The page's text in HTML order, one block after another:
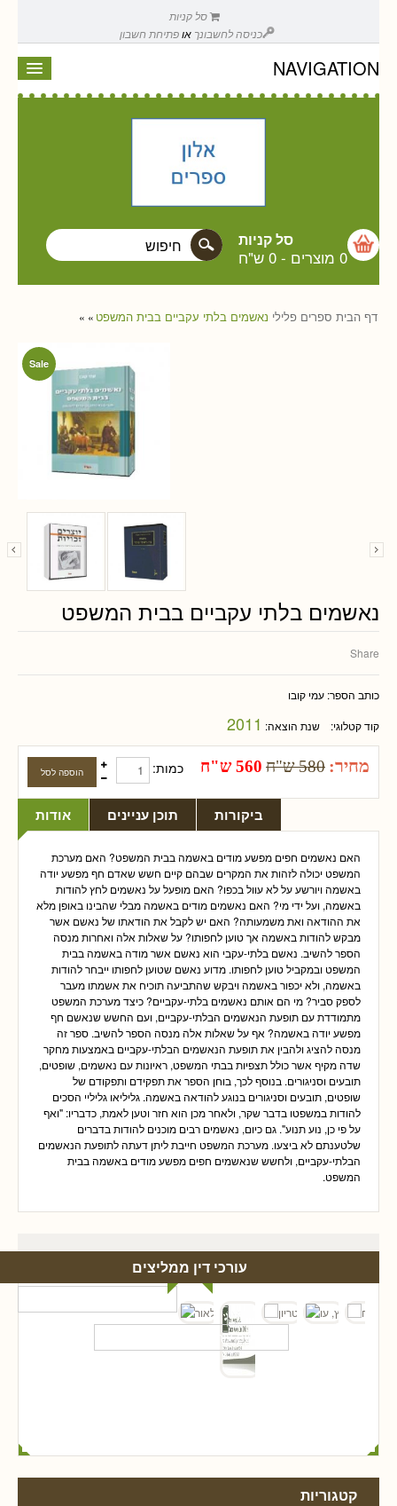
סל קניות
כניסה לחשבונך אופתיחת חשבון
NAVIGATION
סל קניות
0 מוצרים - 0 ש"ח
דף הבית » ספרים פלילי » נאשמים בלתי עקביים בבית המשפט
Sale
נאשמים בלתי עקביים בבית המשפט
Share
כותב הספר: עמי קובו
קוד קטלוגי: שנת הוצאה: 2011
מחיר: 580 ש"ח 560 ש"ח כמות:
אודות תוכן עניינים ביקורות
האם נאשמים חפים מפשע מודים באשמה בבית המשפט? האם מערכת
המשפט יכולה לזהות את המקרים שבהם קיים חשש שאדם חף מפשע יודה
באשמה ויורשע על לא עוול בכפו? האם מופעל על נאשמים לחץ להודות
באשמה, ועל ידי מי? האם נאשמים מודים באשמה מבלי שהבינו באופן מלא
את ההודאה ואת משמעותה? האם יש לקבל את הודאתו של נאשם אשר
מבקש להודות באשמה אך טוען לחפותו? על שאלות אלה ואחרות מנסה
הספר להשיב. נאשם בלתי-עקבי הוא נאשם אשר מודה באשמה בבית
המשפט ובמקביל טוען לחפותו. מדוע נאשם שטוען לחפותו ייבחר להודות
באשמה, ולא יכפור באשמה ויבקש שהתביעה תוכיח את אשמתו מעבר
לספק סביר? מי הם אותם נאשמים בלתי-עקביים? כיצד מערכת המשפט
מתמודדת עם תופעת הנאשמים הבלתי-עקביים, ועם החשש שנאשם חף
מפשע יודה באשמה? אף על שאלות אלה מנסה הספר להשיב. ספר זה
מנסה להציג ולהבין את תופעת הנאשמים הבלתי-עקביים באמצעות מחקר
שדה מקיף אשר כולל תצפיות בבתי המשפט, ראיונות עם נאשמים, שופטים,
תובעים וסניגורים. בנוסף לכך, בוחן הספר את תפקידם ותפקודם של
שופטים, תובעים וסניגורים בנוגע להודאה באשמה. גליליאו גליליי הסכים
להודות במשפטו בדבר שקר, ולאחר מכן הוא חזר וטען לאמת, כדבריו: "ואף
על פי כן, נוע תנוע". גם כיום, נאשמים רבים מוכנים להודות בדברים
שלטענתם לא ביצעו. מערכת המשפט חייבת ליתן דעתה לתופעת הנאשמים
הבלתי-עקביים, ולחשש שנאשמים חפים מפשע מודים באשמה בבית
המשפט.
עורכי דין ממליצים
קטגוריות